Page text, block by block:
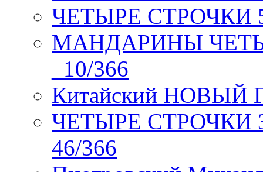
ЧЕТЫРЕ СТРОЧКИ 5
МАНДАРИНЫ
_10/366
Китайский НОВЫЙ
ЧЕТЫРЕ СТРОЧКИ
46/366